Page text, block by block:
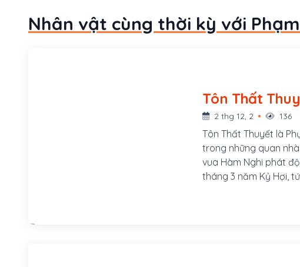
Nhân vật cùng thời kỳ với
2 thg 12, 2 136
Tôn Thất Thuyết là
trong những quan
vua Hàm Nghi phát
tháng 3 năm Kỷ Hợi,